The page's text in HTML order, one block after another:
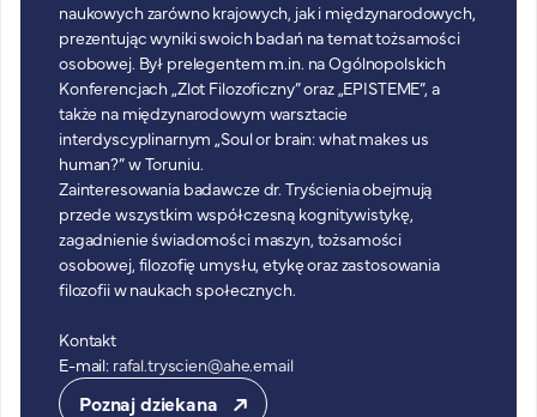
naukowych zarówno krajowych, jak i międzynarodowych,
prezentując wyniki swoich badań na temat tożsamości
osobowej. Był prelegentem m.in. na Ogólnopolskich
Konferencjach „Zlot Filozoficzny” oraz „EPISTEME”, a
także na międzynarodowym warsztacie
interdyscyplinarnym „Soul or brain: what makes us
human?” w Toruniu.
Zainteresowania badawcze dr. Tryścienia obejmują
przede wszystkim współczesną kognitywistykę,
zagadnienie świadomości maszyn, tożsamości
osobowej, filozofię umysłu, etykę oraz zastosowania
filozofii w naukach społecznych.
Kontakt
E-mail: rafal.tryscien@ahe.email
Poznaj dziekana